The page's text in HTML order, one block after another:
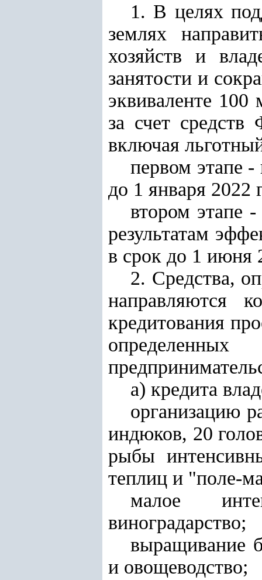
1. В целях
землях
хозяйств и
занятости и
эквиваленте
за счет
включая
первом этапе
до 1 января 2022
втором этапе
результатам
в срок до 1 июня
2. Средства,
направляются
кредитования
а) кредита
организацию
индюков, 20
рыбы
теплиц и "поле-
малое
виноградарство;
выращивание
и овощеводство;